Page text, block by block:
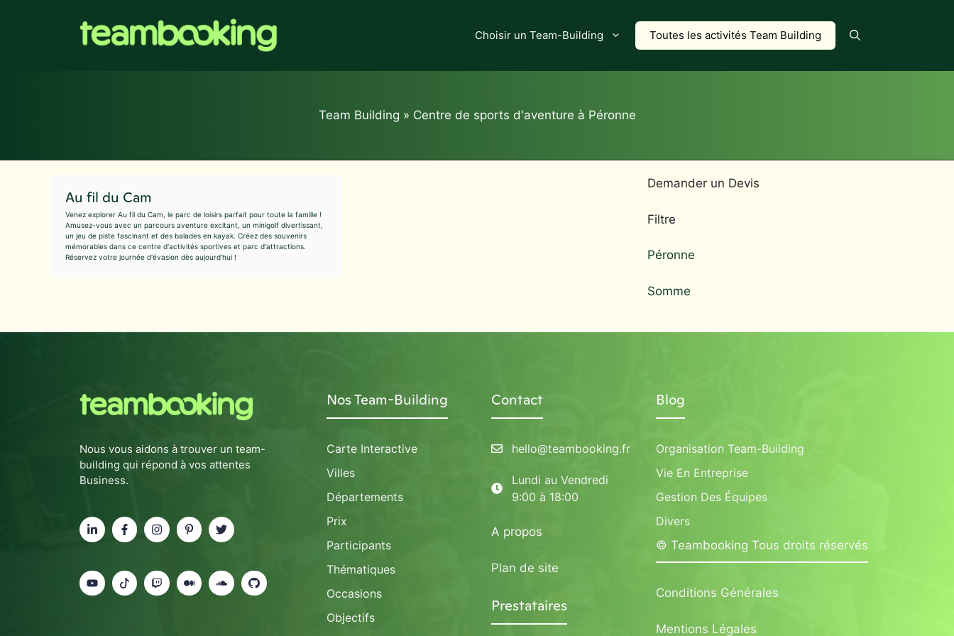
Choisir un Team-Building Toutes les activités Team Building
Team Building » Centre de sports d'aventure à Péronne
Au fil du Cam
Venez explorer Au fil du Cam, le parc de loisirs parfait pour toute la famille !
Amusez-vous avec un parcours aventure excitant, un minigolf divertissant,
un jeu de piste fascinant et des balades en kayak. Créez des souvenirs
mémorables dans ce centre d'activités sportives et parc d'attractions.
Réservez votre journée d'évasion dès aujourd'hui !
Demander un Devis
Filtre
Péronne
Somme
Nous vous aidons à trouver un team-
building qui répond à vos attentes
Business.
Nos Team-Building
Carte Interactive
Villes
Départements
Prix
Participants
Thématiques
Occasions
Objectifs
Contact
hello@teambooking.fr
Lundi au Vendredi
9:00 à 18:00
A propos
Plan de site
Prestataires
Blog
Organisation Team-Building
Vie En Entreprise
Gestion Des Équipes
Divers
© Teambooking Tous droits réservés
Conditions Générales
Mentions Légales